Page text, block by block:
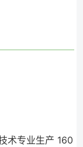
术专业生产 160